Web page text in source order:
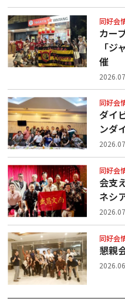
同好会
カー
「
催
同好会
ダイ
ンダ
同好会
会支
ネシ
同好会
懇親